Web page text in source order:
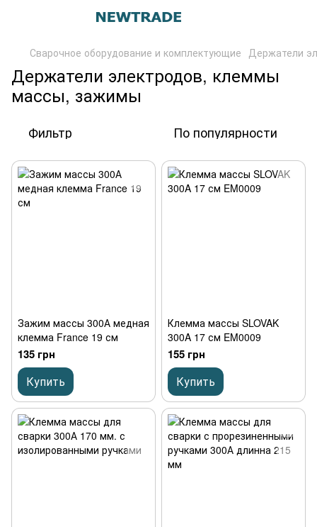
Сварочное оборудование и комплектующие Держатели
Держатели электродов, клеммы
массы, зажимы
Фильтр По популярности
Зажим массы 300А медная
клемма France 19 см
135 грн
Купить
Клемма массы SLOVAK
300A 17 см EM0009
155 грн
Купить